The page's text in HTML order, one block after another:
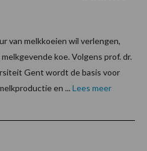
van melkkoeien wil verlengen,
koe. Volgens prof. dr.
Gent wordt de basis voor
en ... Lees meer